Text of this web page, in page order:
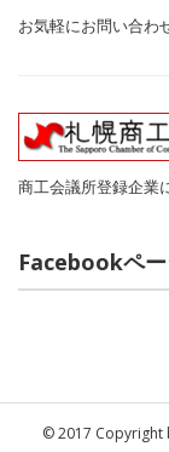
お気軽にお問い合わ
商工会議所登録企業
Facebookペ
© 2017 Copyright